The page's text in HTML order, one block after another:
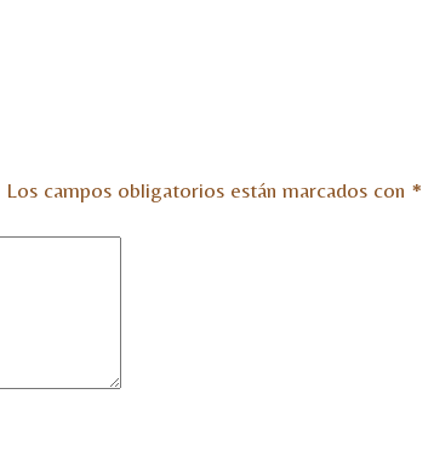
Los campos obligatorios están marcados con *